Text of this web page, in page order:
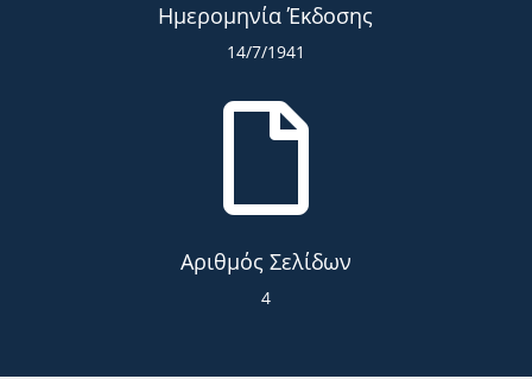
Ημερομηνία Έκδοσης
14/7/1941

Αριθμός Σελίδων
4